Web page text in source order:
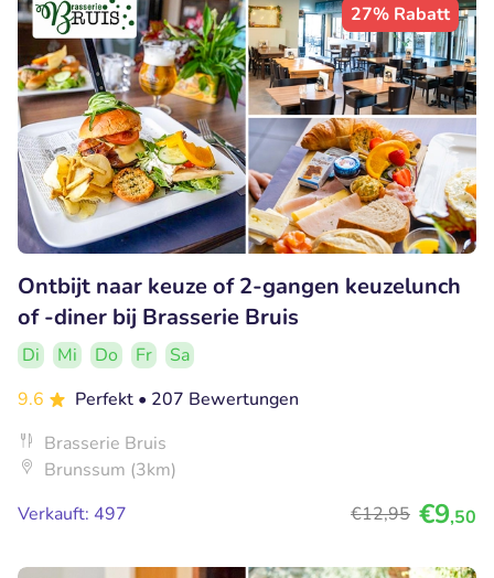
27% Rabatt
Ontbijt naar keuze of 2-gangen keuzelunch
of -diner bij Brasserie Bruis
Di Mi Do Fr
Sa
9.6
Perfekt • 207 Bewertungen
Brasserie Bruis
Brunssum (3km)
Verkauft: 497
€12,95 €9,50